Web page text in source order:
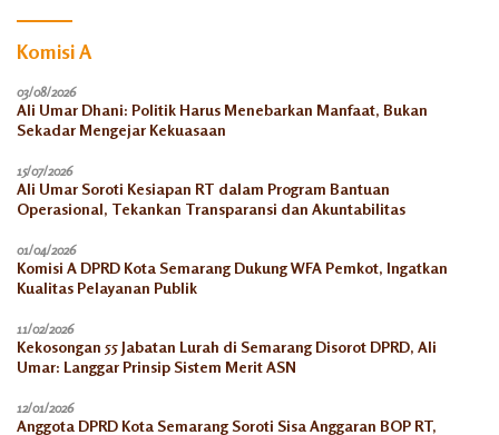
Komisi A
03/08/2026
Ali Umar Dhani: Politik Harus Menebarkan Manfaat, Bukan
Sekadar Mengejar Kekuasaan
15/07/2026
Ali Umar Soroti Kesiapan RT dalam Program Bantuan
Operasional, Tekankan Transparansi dan Akuntabilitas
01/04/2026
Komisi A DPRD Kota Semarang Dukung WFA Pemkot, Ingatkan
Kualitas Pelayanan Publik
11/02/2026
Kekosongan 55 Jabatan Lurah di Semarang Disorot DPRD, Ali
Umar: Langgar Prinsip Sistem Merit ASN
12/01/2026
Anggota DPRD Kota Semarang Soroti Sisa Anggaran BOP RT,